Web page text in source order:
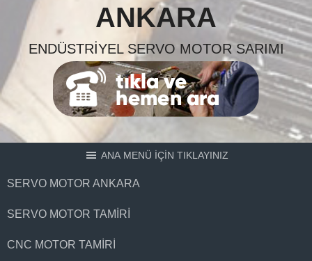
ANKARA
ENDÜSTRIYEL SERVO MOTOR SARIMI
ANA MENÜ İÇİN TIKLAYINIZ
SERVO MOTOR ANKARA
SERVO MOTOR TAMIRI
CNC MOTOR TAMIRI